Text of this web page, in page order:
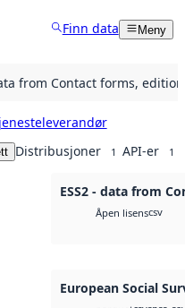
Finn data Meny
from Contact forms,
Distribusjoner 1 API-er 1
ESS2 - data from
Åpen lisenscsv
European Social